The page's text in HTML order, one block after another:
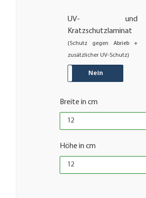
UV- und
Kratzschutzlaminat
(Schutz gegen Abrieb +
zusätzlicher UV-Schutz)
Nein
Breite in cm
Höhe in cm